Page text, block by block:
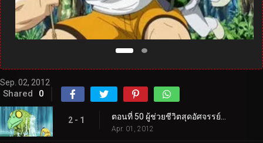
Sep. 02, 2012
Shared 0
2 - 1
Apr. 01, 2012